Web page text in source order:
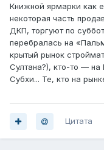
Книжной ярмарки как
некоторая часть
ДКП, торгуют по
перебралась на
крытый рынок
Султана?), кто-то —
Субхи... Те, кто на
Цитата